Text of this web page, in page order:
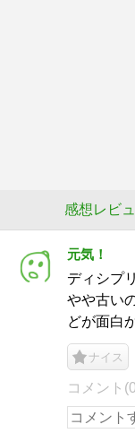
感想レビ
元気！
ディシプ
やや古い
どが面白
ナイス
コメント